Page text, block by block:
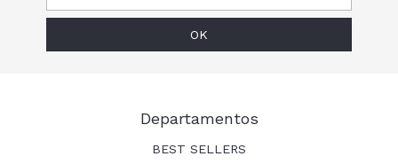
Departamentos
BEST SELLERS